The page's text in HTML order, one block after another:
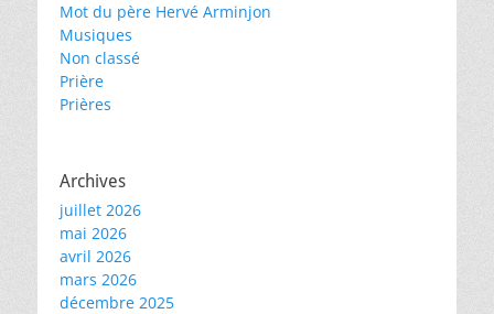
Mot du père Hervé Arminjon
Musiques
Non classé
Prière
Prières
Archives
juillet 2026
mai 2026
avril 2026
mars 2026
décembre 2025